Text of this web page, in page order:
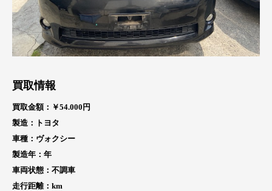
買取情報
買取金額：￥54.000円
製造：トヨタ
車種：ヴォクシー
製造年： 年
車両状態：不調車
走行距離： km